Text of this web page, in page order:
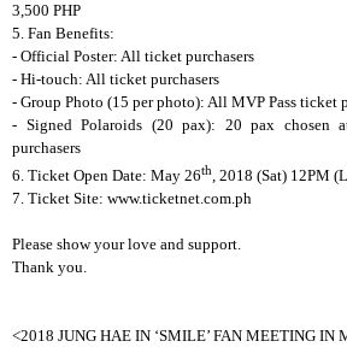
3,500 PHP
5. Fan Benefits:
- Official Poster: All ticket purchasers
- Hi-touch: All ticket purchasers
- Group Photo (15 per photo): All MVP Pass ticket
- Signed Polaroids (20 pax): 20 pax chosen
purchasers
6. Ticket Open Date: May 26th , 2018 (Sat) 12PM
7. Ticket Site: www.ticketnet.com.ph
Please show your love and support.
Thank you.
<2018 JUNG HAE IN ‘SMILE’ FAN MEETING IN